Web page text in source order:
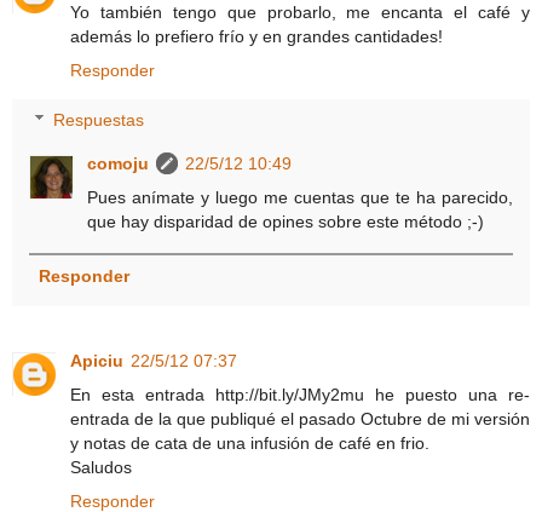
Yo también tengo que probarlo, me encanta el café y
además lo prefiero frío y en grandes cantidades!
Responder
Respuestas
comoju
22/5/12 10:49
Pues anímate y luego me cuentas que te ha parecido,
que hay disparidad de opines sobre este método ;-)
Responder
Apiciu 22/5/12 07:37
En esta entrada http://bit.ly/JMy2mu he puesto una re-
entrada de la que publiqué el pasado Octubre de mi versión
y notas de cata de una infusión de café en frio.
Saludos
Responder